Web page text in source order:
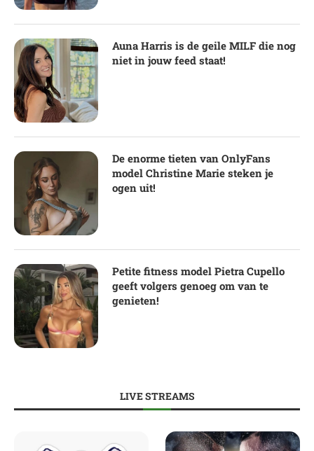
Auna Harris is de geile MILF die nog
niet in jouw feed staat!
De enorme tieten van OnlyFans
model Christine Marie steken je
ogen uit!
Petite fitness model Pietra Cupello
geeft volgers genoeg om van te
genieten!
LIVE STREAMS